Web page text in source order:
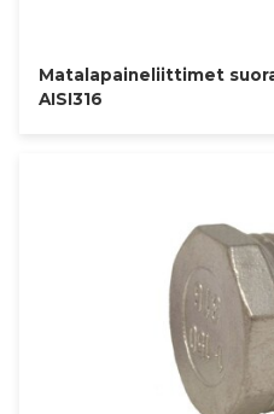
Matalapaineliittimet
AISI316